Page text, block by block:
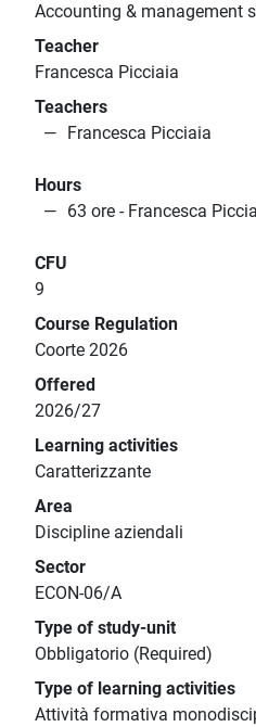
Accounting & management
Teacher
Francesca Picciaia
Teachers
Francesca Picciaia
Hours
63 ore - Francesca
CFU
9
Course Regulation
Coorte 2026
Offered
2026/27
Learning activities
Caratterizzante
Area
Discipline aziendali
Sector
ECON-06/A
Type of study-unit
Obbligatorio (Required)
Type of learning activities
Attività formativa